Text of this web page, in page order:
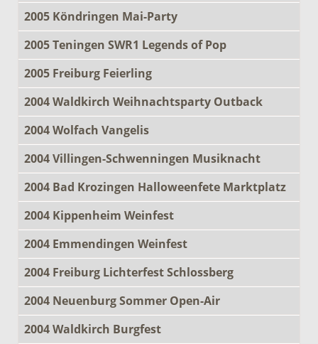
2005 Köndringen Mai-Party
2005 Teningen SWR1 Legends of Pop
2005 Freiburg Feierling
2004 Waldkirch Weihnachtsparty Outback
2004 Wolfach Vangelis
2004 Villingen-Schwenningen Musiknacht
2004 Bad Krozingen Halloweenfete Marktplatz
2004 Kippenheim Weinfest
2004 Emmendingen Weinfest
2004 Freiburg Lichterfest Schlossberg
2004 Neuenburg Sommer Open-Air
2004 Waldkirch Burgfest